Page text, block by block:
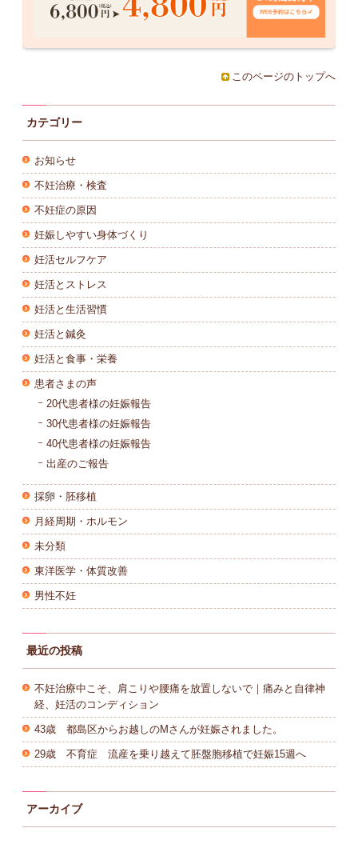
このページのトップへ
カテゴリー
お知らせ
不妊治療・検査
不妊症の原因
妊娠しやすい身体づくり
妊活セルフケア
妊活とストレス
妊活と生活習慣
妊活と鍼灸
妊活と食事・栄養
患者さまの声
20代患者様の妊娠報告
30代患者様の妊娠報告
40代患者様の妊娠報告
出産のご報告
採卵・胚移植
月経周期・ホルモン
未分類
東洋医学・体質改善
男性不妊
最近の投稿
不妊治療中こそ、肩こりや腰痛を放置しないで｜痛みと自律神
経、妊活のコンディション
43歳 都島区からお越しのMさんが妊娠されました。
29歳 不育症 流産を乗り越えて胚盤胞移植で妊娠15週へ
アーカイブ